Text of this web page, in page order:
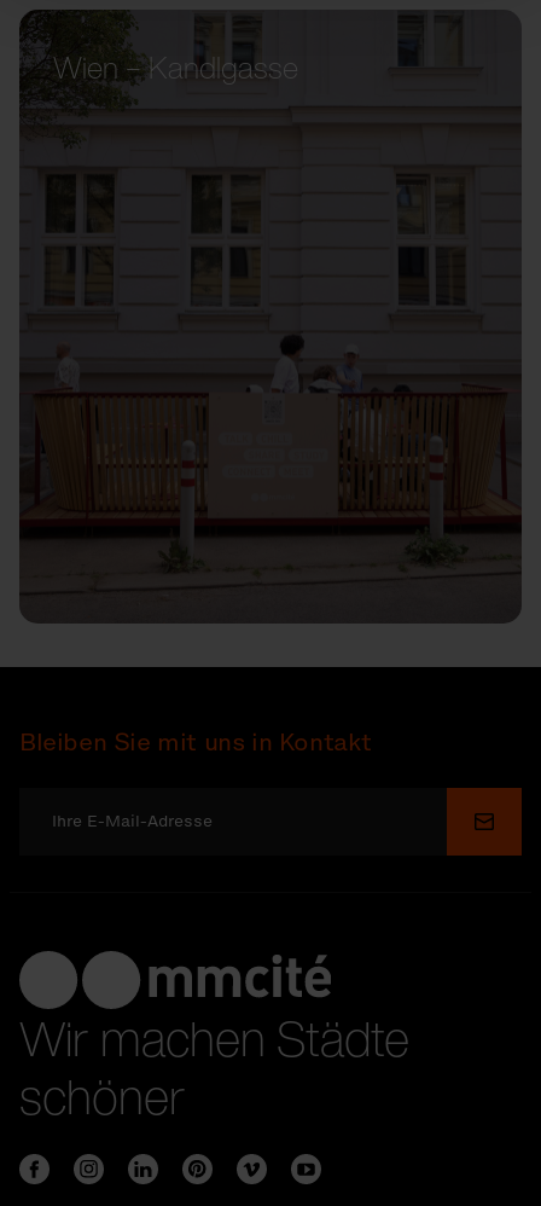
Wien – Kandlgasse
Bleiben Sie mit uns in Kontakt
Wir machen Städte
schöner